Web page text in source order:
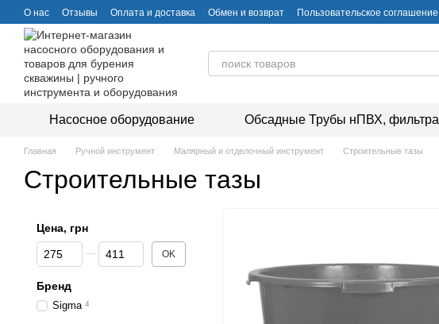
Перейти к основному контенту
О нас Отзывы Оплата и доставка Обмен и возврат Пользовательское соглашение
Насосное оборудование Обсадные Трубы нПВХ, фильтра
Главная Ручной инструмент Малярный и отделочный инструмент Строительные тазы
Строительные тазы
Цена, грн
От Цена, грн
До Цена, грн OK
Бренд
Sigma 4